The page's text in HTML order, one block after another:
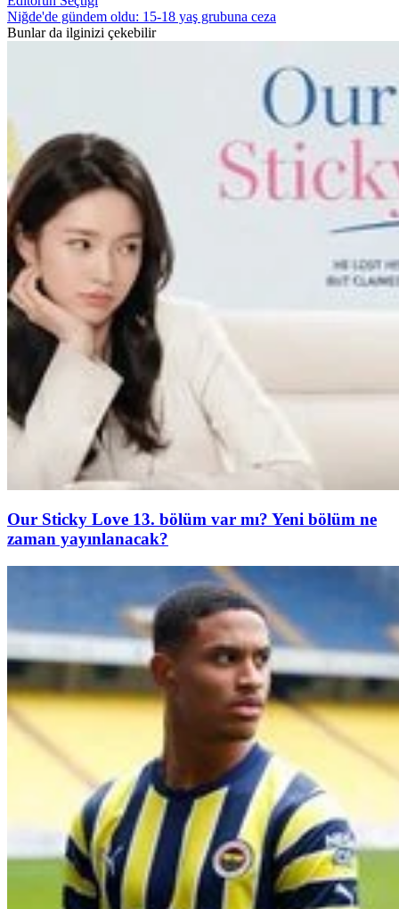
Niğde'de gündem oldu: 15-18 yaş grubuna ceza
Bunlar da ilginizi çekebilir
Our Sticky Love 13. bölüm var mı? Yeni bölüm ne
zaman yayınlanacak?